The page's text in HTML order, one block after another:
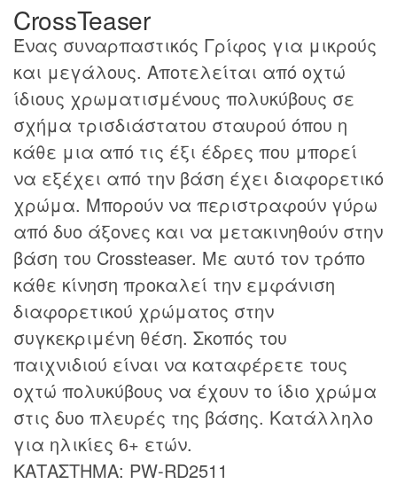
CrossTeaser
Ένας συναρπαστικός Γρίφος για μικρούς
και μεγάλους. Αποτελείται από οχτώ
ίδιους χρωματισμένους πολυκύβους σε
σχήμα τρισδιάστατου σταυρού όπου η
κάθε μια από τις έξι έδρες που μπορεί
να εξέχει από την βάση έχει διαφορετικό
χρώμα. Μπορούν να περιστραφούν γύρω
από δυο άξονες και να μετακινηθούν στην
βάση του Crossteaser. Με αυτό τον τρόπο
κάθε κίνηση προκαλεί την εμφάνιση
διαφορετικού χρώματος στην
συγκεκριμένη θέση. Σκοπός του
παιχνιδιού είναι να καταφέρετε τους
οχτώ πολυκύβους να έχουν το ίδιο χρώμα
στις δυο πλευρές της βάσης. Κατάλληλο
για ηλικίες 6+ ετών.
ΚΑΤΑΣΤΗΜΑ: PW-RD2511